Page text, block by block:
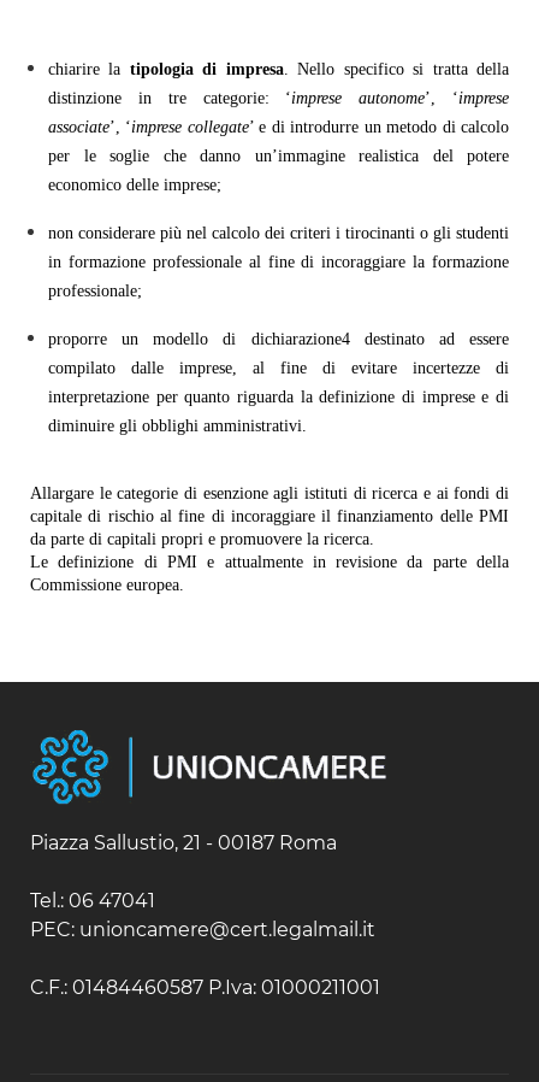
chiarire la tipologia di impresa. Nello specifico si tratta della
distinzione in tre categorie: ‘imprese autonome’, ‘imprese
associate’, ‘imprese collegate’ e di introdurre un metodo di calcolo
per le soglie che danno un’immagine realistica del potere
economico delle imprese;
non considerare più nel calcolo dei criteri i tirocinanti o gli studenti
in formazione professionale al fine di incoraggiare la formazione
professionale;
proporre un modello di dichiarazione4 destinato ad essere
compilato dalle imprese, al fine di evitare incertezze di
interpretazione per quanto riguarda la definizione di imprese e di
diminuire gli obblighi amministrativi.
Allargare le categorie di esenzione agli istituti di ricerca e ai fondi di
capitale di rischio al fine di incoraggiare il finanziamento delle PMI
da parte di capitali propri e promuovere la ricerca.
Le definizione di PMI e attualmente in revisione da parte della
Commissione europea.
Piazza Sallustio, 21 - 00187 Roma
Tel.: 06 47041
PEC: unioncamere@cert.legalmail.it
C.F.: 01484460587 P.Iva: 01000211001